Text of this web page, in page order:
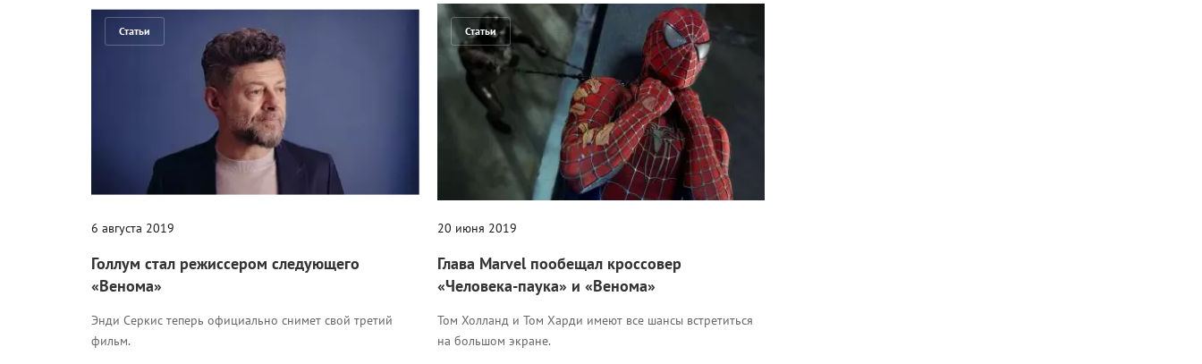
Статьи
6 августа 2019
Голлум стал режиссером следующего
«Венома»
Энди Серкис теперь официально снимет свой третий
фильм.
Статьи
20 июня 2019
Глава Marvel пообещал кроссовер
«Человека-паука» и «Венома»
Том Холланд и Том Харди имеют все шансы встретиться
на большом экране.